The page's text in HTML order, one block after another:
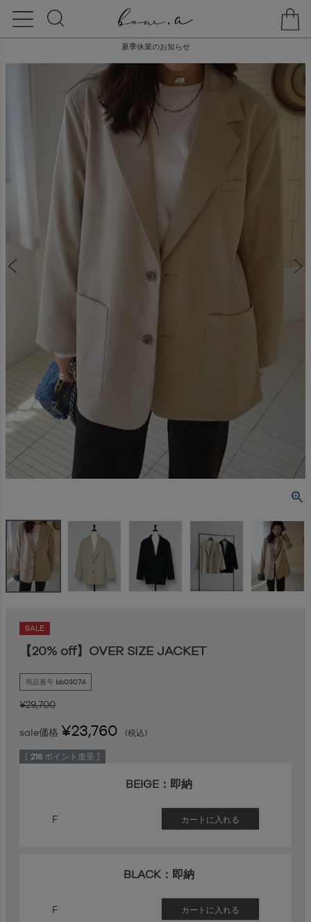
夏季休業のお知らせ
【20% off】OVER SIZE JACKET
SALE
【20% off】OVER SIZE JACKET
商品番号 bb03074
¥29,700
sale価格 ¥23,760 税込
[ 216 ポイント進呈 ]
BEIGE：即納
F カートに入れる
BLACK：即納
F カートに入れる